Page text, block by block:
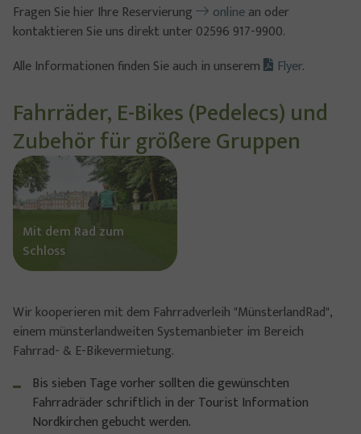
Fragen Sie hier Ihre Reservierung
onlinean oder
kontaktieren Sie uns direkt unter 02596 917-9900.
Alle Informationen finden Sie auch in unserem
Flyer.
Fahrräder, E-Bikes (Pedelecs) und
Zubehör für größere Gruppen
Show larger version for:
Mit dem Rad zum
Schloss
Wir kooperieren mit dem Fahrradverleih "MünsterlandRad",
einem münsterlandweiten Systemanbieter im Bereich
Fahrrad- & E-Bikevermietung.
Bis sieben Tage vorher sollten die gewünschten
Fahrradräder schriftlich in der Tourist Information
Nordkirchen gebucht werden.